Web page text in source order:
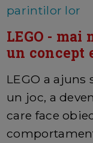
parintilor lor
LEGO - mai
un concept
LEGO a
un joc, a
care face